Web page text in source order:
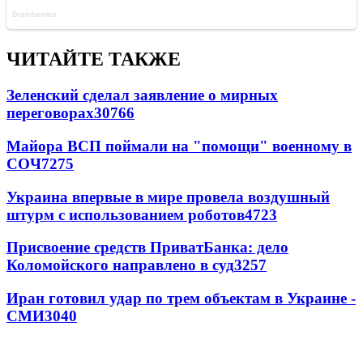
ЧИТАЙТЕ ТАКЖЕ
Зеленский сделал заявление о мирных
переговорах30766
Майора ВСП поймали на "помощи" военному в
СОЧ7275
Украина впервые в мире провела воздушный
штурм с использованием роботов4723
Присвоение средств ПриватБанка: дело
Коломойского направлено в суд3257
Иран готовил удар по трем объектам в Украине -
СМИ3040